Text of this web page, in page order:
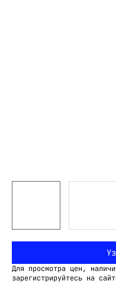
Для просмотра цен,
зарегистрируйтесь на